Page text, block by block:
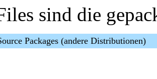
sind die
Packages (andere Distributionen)